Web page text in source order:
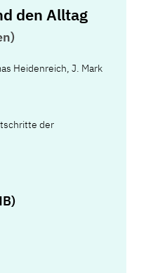
den Alltag
Heidenreich,J. Mark
der